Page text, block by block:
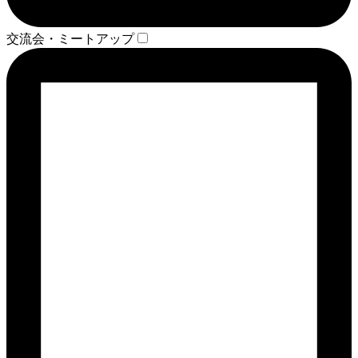
交流会・ミートアップ